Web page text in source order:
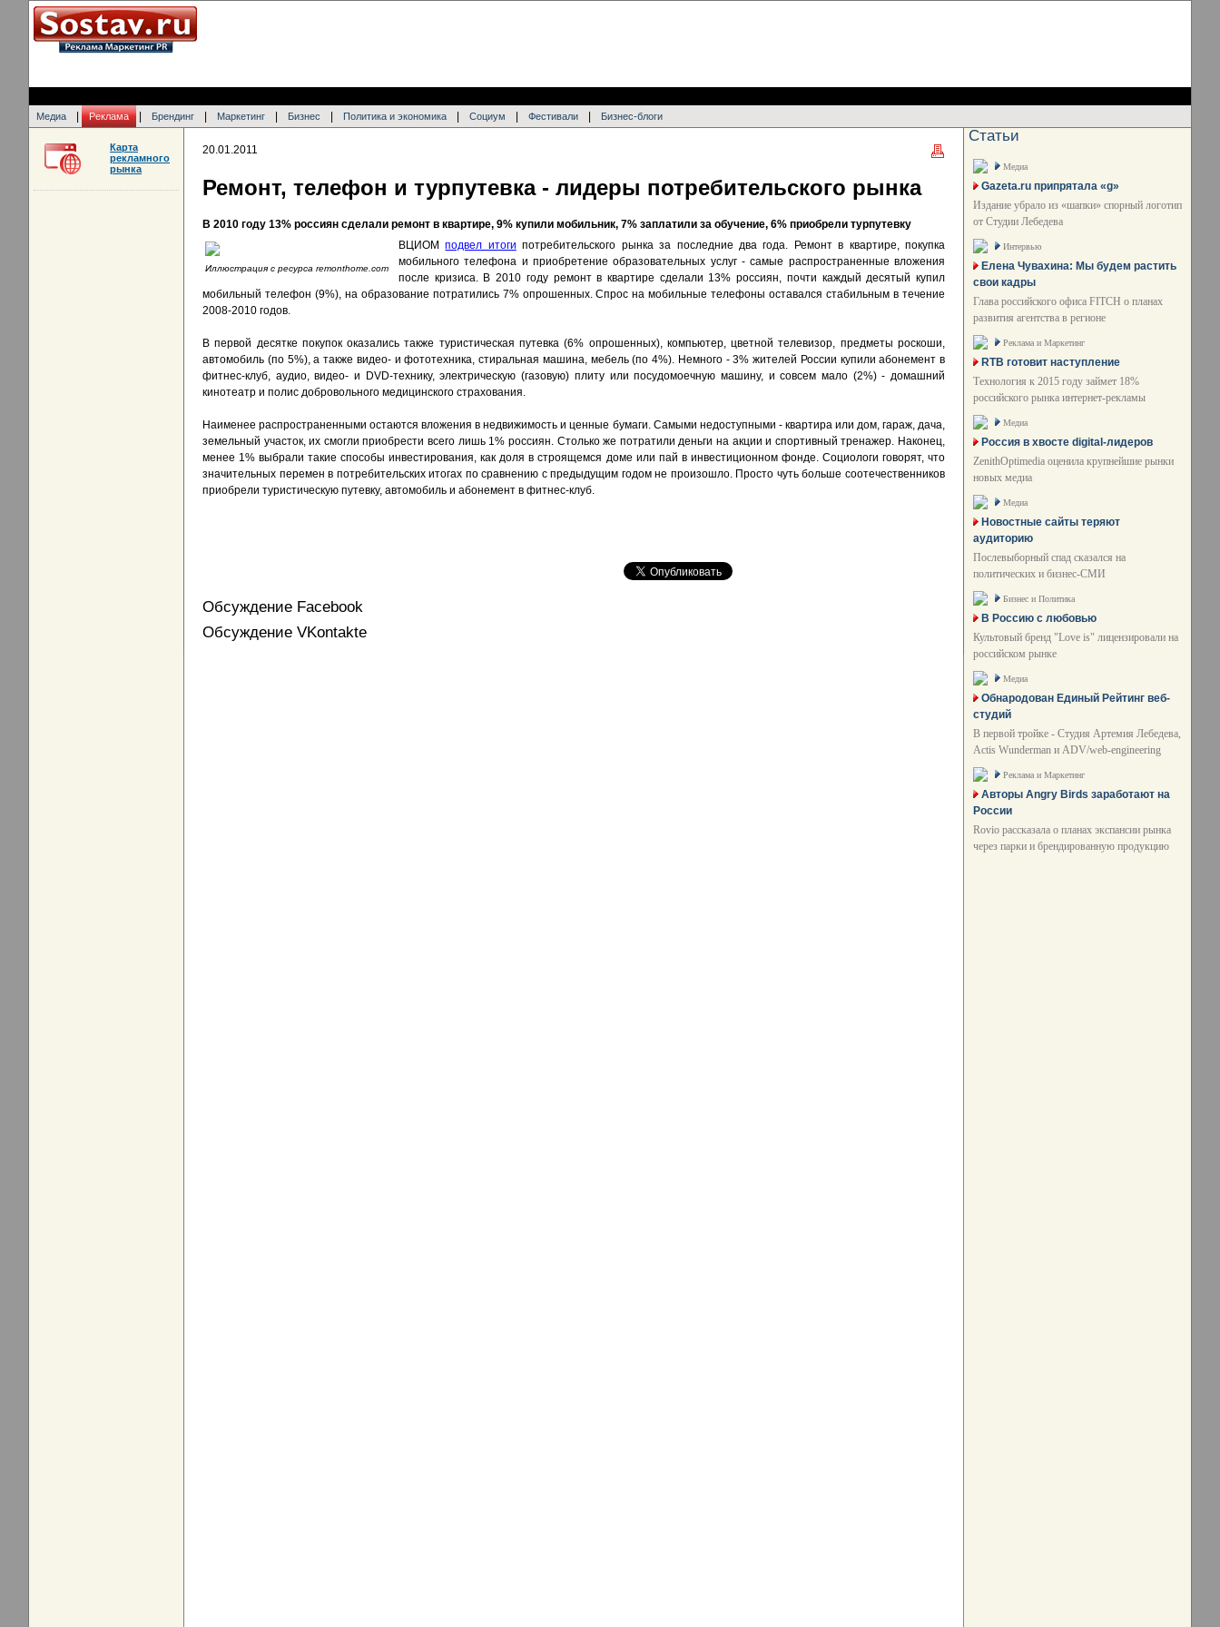
Медиа Реклама Брендинг Маркетинг Бизнес Политика и экономика Социум Фестивали Бизнес-блоги
20.01.2011
Ремонт, телефон и турпутевка - лидеры потребительского рынка
В 2010 году 13% россиян сделали ремонт в квартире, 9% купили мобильник, 7% заплатили за обучение, 6% приобрели турпутевку
Иллюстрация с ресурса remonthome.com
ВЦИОМподвел итоги потребительского рынка за последние два года. Ремонт в квартире, покупка
мобильного телефона и приобретение образовательных услуг - самые распространенные вложения
после кризиса. В 2010 году ремонт в квартире сделали 13% россиян, почти каждый десятый купил
мобильный телефон (9%), на образование потратились 7% опрошенных. Спрос на мобильные телефоны оставался стабильным в течение
2008-2010 годов.
В первой десятке покупок оказались также туристическая путевка (6% опрошенных), компьютер, цветной телевизор, предметы роскоши,
автомобиль (по 5%), а также видео- и фототехника, стиральная машина, мебель (по 4%). Немного - 3% жителей России купили абонемент в
фитнес-клуб, аудио, видео- и DVD-технику, электрическую (газовую) плиту или посудомоечную машину, и совсем мало (2%) - домашний
кинотеатр и полис добровольного медицинского страхования.
Наименее распространенными остаются вложения в недвижимость и ценные бумаги. Самыми недоступными - квартира или дом, гараж, дача,
земельный участок, их смогли приобрести всего лишь 1% россиян. Столько же потратили деньги на акции и спортивный тренажер. Наконец,
менее 1% выбрали такие способы инвестирования, как доля в строящемся доме или пай в инвестиционном фонде. Социологи говорят, что
значительных перемен в потребительских итогах по сравнению с предыдущим годом не произошло. Просто чуть больше соотечественников
приобрели туристическую путевку, автомобиль и абонемент в фитнес-клуб.
Обсуждение Facebook
Обсуждение VKontakte
Карта
рекламного
рынка
Статьи
Медиа
Gazeta.ru припрятала «g»
Издание убрало из «шапки» спорный логотип
от Студии Лебедева
Интервью
Елена Чувахина: Мы будем растить
свои кадры
Глава российского офиса FITCH о планах
развития агентства в регионе
Реклама и Маркетинг
RTB готовит наступление
Технология к 2015 году займет 18%
российского рынка интернет-рекламы
Медиа
Россия в хвосте digital-лидеров
ZenithOptimedia оценила крупнейшие рынки
новых медиа
Медиа
Новостные сайты теряют
аудиторию
Послевыборный спад сказался на
политических и бизнес-СМИ
Бизнес и Политика
В Россию с любовью
Культовый бренд "Love is" лицензировали на
российском рынке
Медиа
Обнародован Единый Рейтинг веб-
студий
В первой тройке - Студия Артемия Лебедева,
Actis Wunderman и ADV/web-engineering
Реклама и Маркетинг
Авторы Angry Birds заработают на
России
Rovio рассказала о планах экспансии рынка
через парки и брендированную продукцию